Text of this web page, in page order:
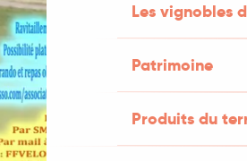
Les vignobles
Patrimoine
Produits du